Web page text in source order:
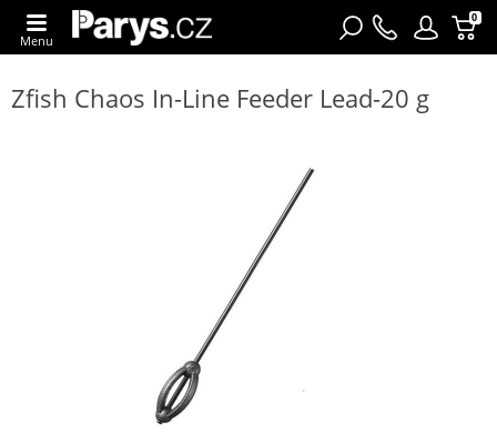
0
Menu
Zfish Chaos In-Line Feeder Lead-20 g